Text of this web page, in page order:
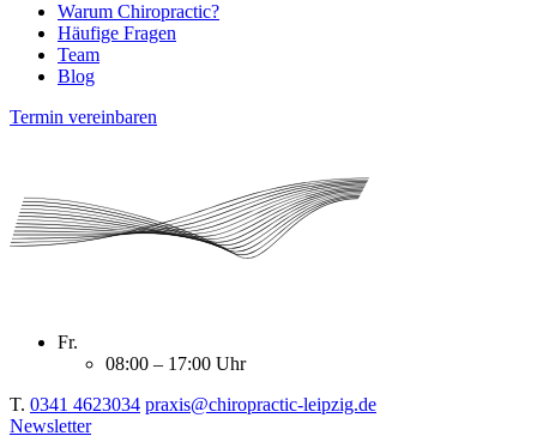
Warum Chiropractic?
Häufige Fragen
Team
Blog
Termin vereinbaren
Fr.
08:00 – 17:00 Uhr
T. 0341 4623034 praxis@chiropractic-leipzig.de
Newsletter